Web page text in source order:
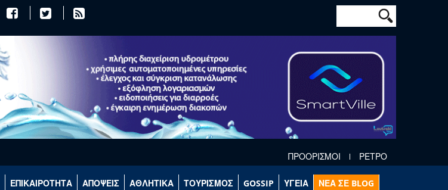
Φόρμα
Αναζήτηση
ΠΡΟΟΡΙΣΜΟΙ ΡΕΤΡΟ
ΕΠΙΚΑΙΡΟΤΗΤΑ ΑΠΟΨΕΙΣ ΑΘΛΗΤΙΚΑ ΤΟΥΡΙΣΜΟΣ GOSSIP ΥΓΕΙΑ ΝΕΑ ΣΕ BLOG